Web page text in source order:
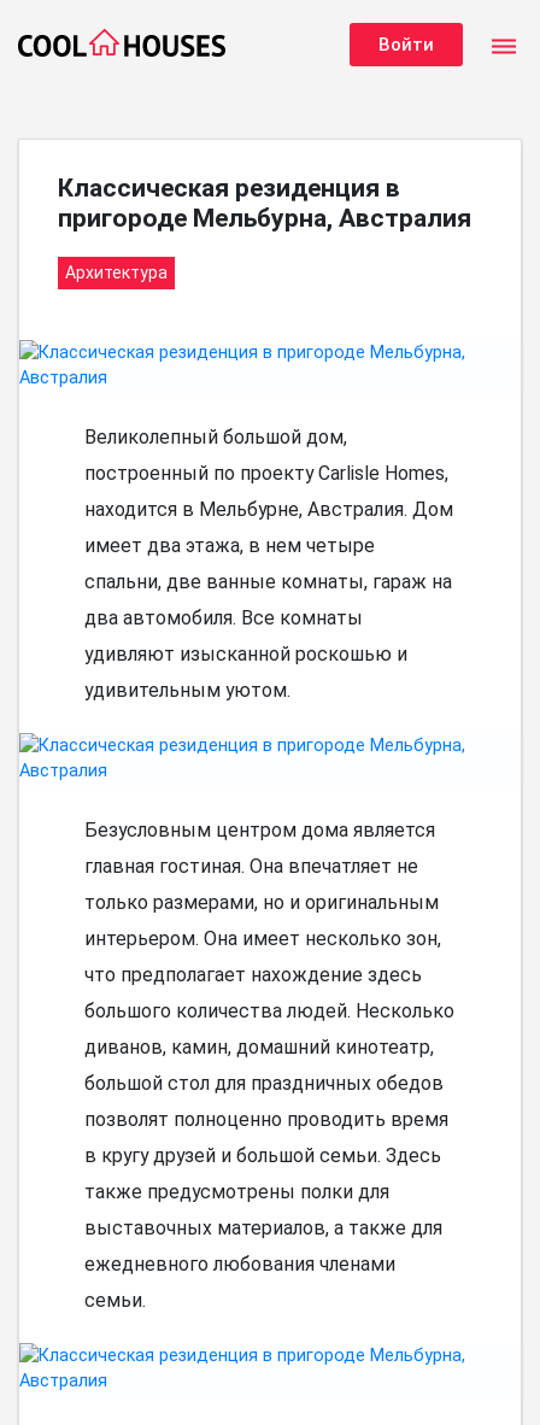
Войти dehaze
Классическая резиденция в
пригороде Мельбурна, Австралия
Архитектура
Великолепный большой дом,
построенный по проекту Carlisle Homes,
находится в Мельбурне, Австралия. Дом
имеет два этажа, в нем четыре
спальни, две ванные комнаты, гараж на
два автомобиля. Все комнаты
удивляют изысканной роскошью и
удивительным уютом.
Безусловным центром дома является
главная гостиная. Она впечатляет не
только размерами, но и оригинальным
интерьером. Она имеет несколько зон,
что предполагает нахождение здесь
большого количества людей. Несколько
диванов, камин, домашний кинотеатр,
большой стол для праздничных обедов
позволят полноценно проводить время
в кругу друзей и большой семьи. Здесь
также предусмотрены полки для
выставочных материалов, а также для
ежедневного любования членами
семьи.